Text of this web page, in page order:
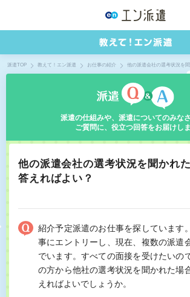
派遣TOP 教えて！エン派遣 お仕事の紹介 他の派遣会社の選考状況を
派遣の仕組みや、派遣についてのみな
ご質問に、役立つ回答をお届けし
他の派遣会社の選考状況を聞かれ
答えればよい？
紹介予定派遣のお仕事を探しています
事にエントリーし、現在、複数の派遣
でいます。すべての面接を受けたいの
の方から他社の選考状況を聞かれた場
えればよいでしょうか。